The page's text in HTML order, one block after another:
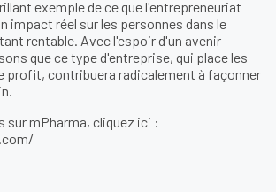
exemple de ce que l'entrepreneuriat
impact réel sur les personnes dans le
rentable. Avec l'espoir d'un avenir
que ce type d'entreprise, qui place les
profit, contribuera radicalement à façonner
sur mPharma, cliquez ici :